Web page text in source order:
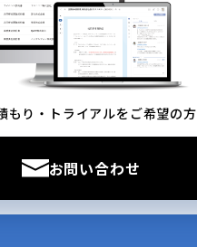
もり・トライアルをご希望の方
お問い合わせ